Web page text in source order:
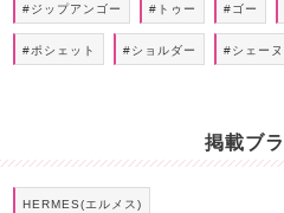
#ジップアンゴー #トゥー #ゴー
#ポシェット #ショルダー #シェー
掲載ブ
HERMES(エルメス)